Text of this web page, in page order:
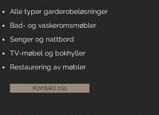
Alle typer garderobeløsninger
Bad- og vaskeromsmøbler
Senger og nattbord
TV-møbel og bokhyller
Restaurering av møbler
Kontakt oss